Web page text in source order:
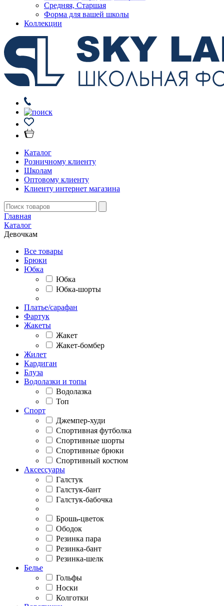
Средняя, Старшая
Форма для вашей школы
Коллекции
Каталог
Розничному клиенту
Школам
Оптовому клиенту
Клиенту интернет магазина
Главная
Каталог
Девочкам
Все товары
Брюки
Юбка
Юбка
Юбка-шорты
Платье/сарафан
Фартук
Жакеты
Жакет
Жакет-бомбер
Жилет
Кардиган
Блуза
Водолазки и топы
Водолазка
Топ
Спорт
Джемпер-худи
Спортивная футболка
Спортивные шорты
Спортивные брюки
Спортивный костюм
Аксессуары
Галстук
Галстук-бант
Галстук-бабочка
Брошь-цветок
Ободок
Резинка пара
Резинка-бант
Резинка-шелк
Белье
Гольфы
Носки
Колготки